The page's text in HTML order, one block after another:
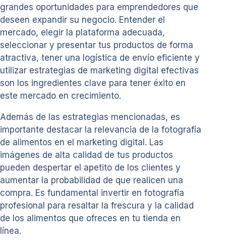
grandes oportunidades para emprendedores que
deseen expandir su negocio. Entender el
mercado, elegir la plataforma adecuada,
seleccionar y presentar tus productos de forma
atractiva, tener una logística de envío eficiente y
utilizar estrategias de marketing digital efectivas
son los ingredientes clave para tener éxito en
este mercado en crecimiento.
Además de las estrategias mencionadas, es
importante destacar la relevancia de la fotografía
de alimentos en el marketing digital. Las
imágenes de alta calidad de tus productos
pueden despertar el apetito de los clientes y
aumentar la probabilidad de que realicen una
compra. Es fundamental invertir en fotografía
profesional para resaltar la frescura y la calidad
de los alimentos que ofreces en tu tienda en
línea.